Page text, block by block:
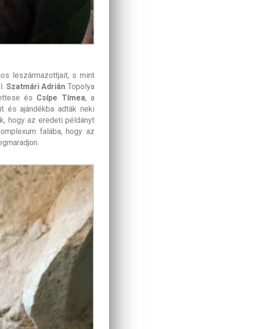
leszármazottjait, s mint
Szatmári Adrián Topolya
és Csípe Tímea, a
és ajándékba adták neki
hogy az eredeti példányt
falába, hogy az